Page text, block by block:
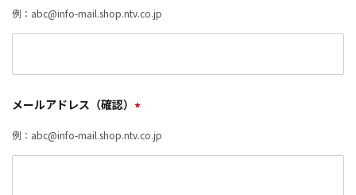
例：abc@info-mail.shop.ntv.co.jp
メールアドレス（確認） *
例：abc@info-mail.shop.ntv.co.jp